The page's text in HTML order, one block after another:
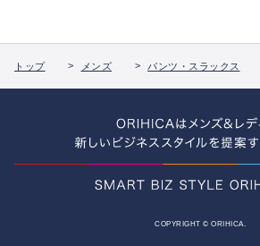
トップ メンズ パンツ・スラックス
COPYRIGHT © ORIHICA.